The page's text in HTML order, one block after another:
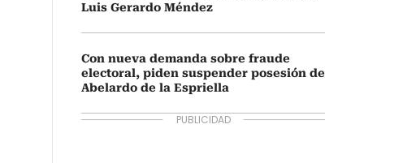
Luis Gerardo Méndez
Con nueva demanda sobre fraude
electoral, piden suspender posesión de
Abelardo de la Espriella